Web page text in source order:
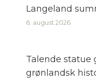
Langeland
6. august 2026
Talende statue
grønlandsk